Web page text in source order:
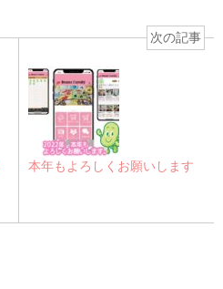
次の記事
本年もよろしくお願いします